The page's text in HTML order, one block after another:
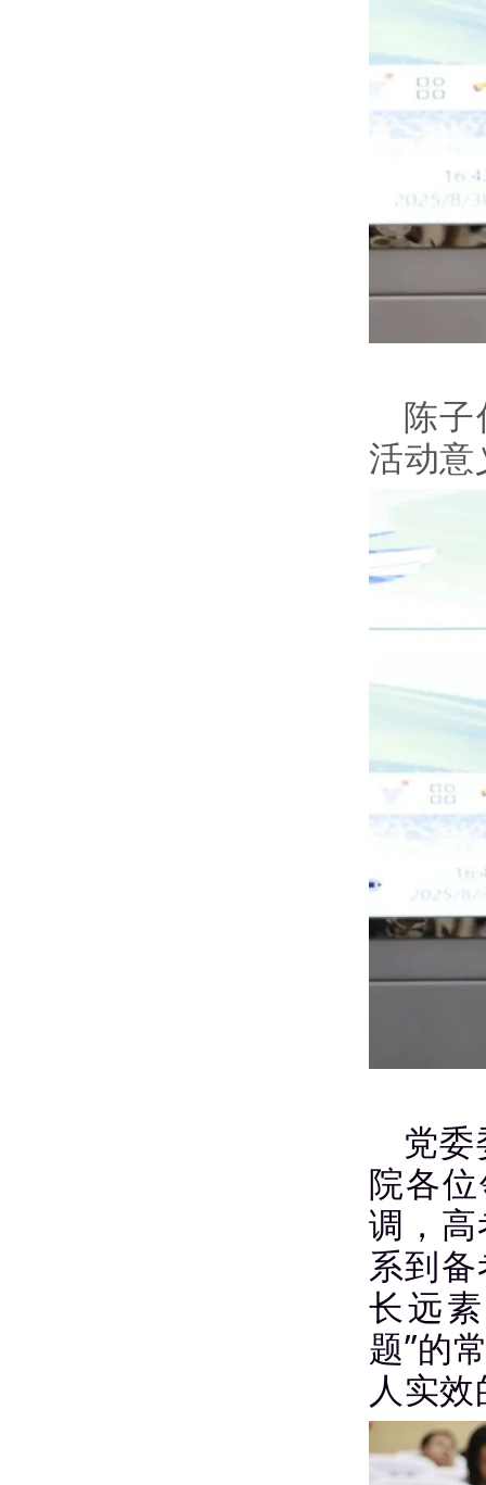
陈
活动意
党
院各
调，
系到
长远
题”的
人实